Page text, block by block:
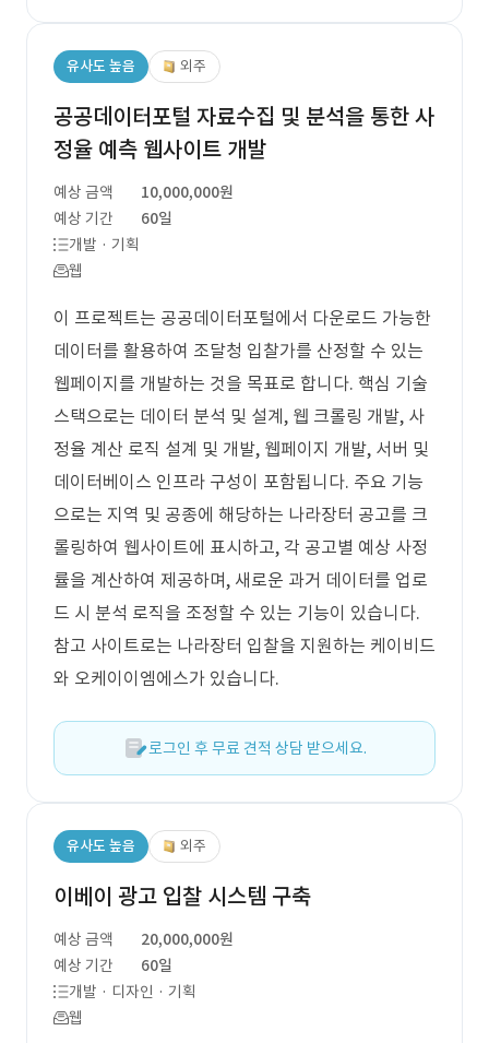
유사도 높음 외주
공공데이터포털 자료수집 및 분석을 통한 사
정율 예측 웹사이트 개발
예상 금액
10,000,000원
예상 기간
60일
개발 · 기획
웹
이 프로젝트는 공공데이터포털에서 다운로드 가능한
데이터를 활용하여 조달청 입찰가를 산정할 수 있는
웹페이지를 개발하는 것을 목표로 합니다. 핵심 기술
스택으로는 데이터 분석 및 설계, 웹 크롤링 개발, 사
정율 계산 로직 설계 및 개발, 웹페이지 개발, 서버 및
데이터베이스 인프라 구성이 포함됩니다. 주요 기능
으로는 지역 및 공종에 해당하는 나라장터 공고를 크
롤링하여 웹사이트에 표시하고, 각 공고별 예상 사정
률을 계산하여 제공하며, 새로운 과거 데이터를 업로
드 시 분석 로직을 조정할 수 있는 기능이 있습니다.
참고 사이트로는 나라장터 입찰을 지원하는 케이비드
와 오케이이엠에스가 있습니다.
로그인 후 무료 견적 상담 받으세요.
유사도 높음 외주
이베이 광고 입찰 시스템 구축
예상 금액
20,000,000원
예상 기간
60일
개발 · 디자인 · 기획
웹